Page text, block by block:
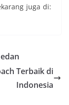
juga di:
Terbaik di
Indonesia